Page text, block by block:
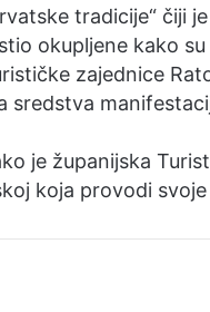
tradicije“ čiji
okupljene kako
zajednice
je županijska
koja provodi